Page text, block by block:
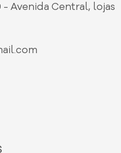
- Avenida Central, lojas